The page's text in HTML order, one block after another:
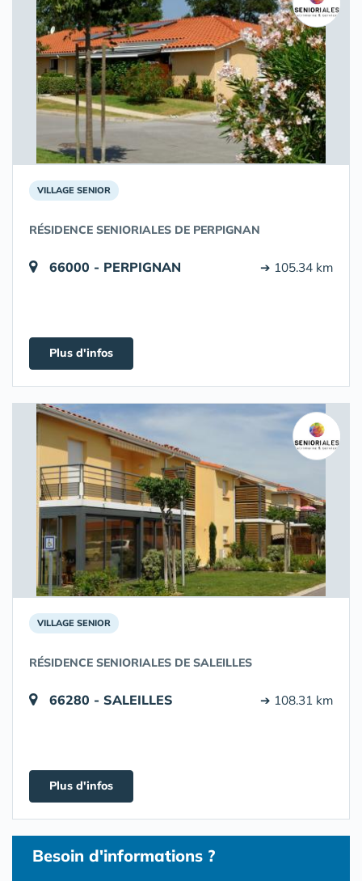
VILLAGE SENIOR
RÉSIDENCE SENIORIALES DE PERPIGNAN
66000 - PERPIGNAN ➔ 105.34 km
Plus d'infos
VILLAGE SENIOR
RÉSIDENCE SENIORIALES DE SALEILLES
66280 - SALEILLES ➔ 108.31 km
Plus d'infos
Besoin d'informations ?